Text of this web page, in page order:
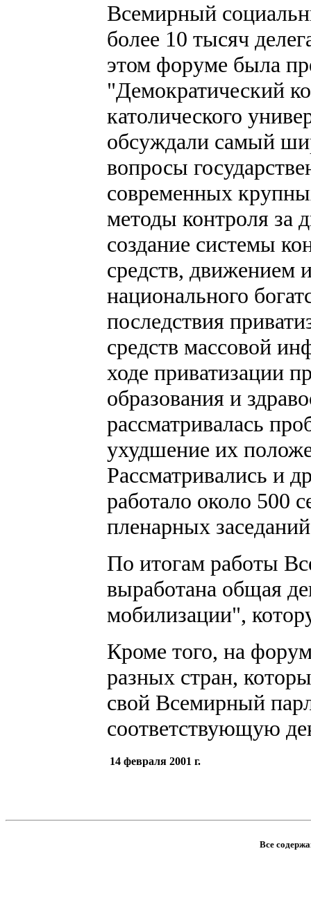
Всемирный
более 10 тысяч
этом форуме была
"Демократический
католического
обсуждали самый
вопросы
современных
методы контроля за
создание системы
средств, движением
национального
последствия
средств массовой
ходе приватизации
образования и
рассматривалась
ухудшение их
Рассматривались и
работало около 500
пленарных
По итогам работы
выработана общая
мобилизации",
Кроме того, на
разных стран,
свой Всемирный
соответствующую
14 февраля 2001 г.
Все